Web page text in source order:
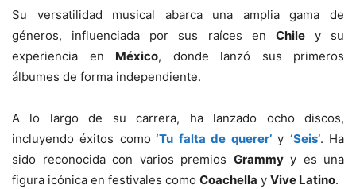
Su versatilidad musical abarca una amplia gama de
géneros, influenciada por sus raíces en Chiley su
experiencia en México, donde lanzó sus primeros
álbumes de forma independiente.
A lo largo de su carrera, ha lanzado ocho discos,
incluyendo éxitos como ‘Tu falta de querer’y ‘Seis’. Ha
sido reconocida con varios premios Grammyy es una
figura icónica en festivales como Coachella y Vive Latino.